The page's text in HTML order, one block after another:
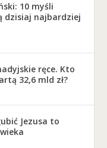
10 myśli
dzisiaj najbardziej
ręce. Kto
32,6 mld zł?
Jezusa to